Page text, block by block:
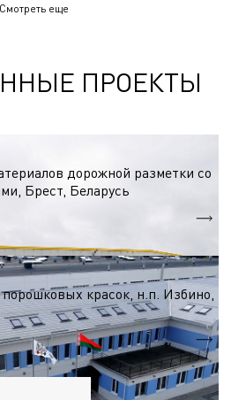
Смотреть еще
ПРОЕКТЫ
дорожной разметки со
Брест, Беларусь
красок, н.п. Избино,